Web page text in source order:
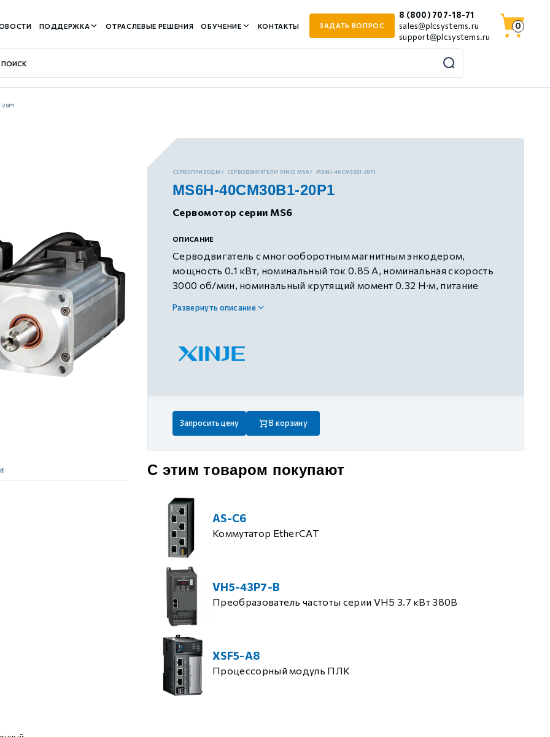
ПОДДЕРЖКА ОТРАСЛЕВЫЕ РЕШЕНИЯ ОБУЧЕНИЕ КОНТАКТЫ ЗАДАТЬ ВОПРОС
8 (800) 707-18-71
sales@plcsystems.ru
support@plcsystems.ru
0
СЕРВОПРИВОДЫ СЕРВОДВИГАТЕЛИ XINJE MS6 MS6H-40CM30B1-20P1
MS6H-40CM30B1-20P1
Сервомотор серии MS6
ОПИСАНИЕ
Серводвигатель с многооборотным магнитным энкодером,
мощность 0.1 кВт, номинальный ток 0.85 А, номинальная скорость
3000 об/мин, номинальный крутящий момент 0.32 Н·м, питание
20P1-PTA
Развернуть описание
Запросить цену В корзину
С этим товаром покупают
AS-C6
Коммутатор EtherCAT
VH5-43P7-B
Преобразователь частоты серии VH5 3.7 кВт 380В
XSF5-A8
Процессорный модуль ПЛК
с разомкнутым контуром)
контуром)